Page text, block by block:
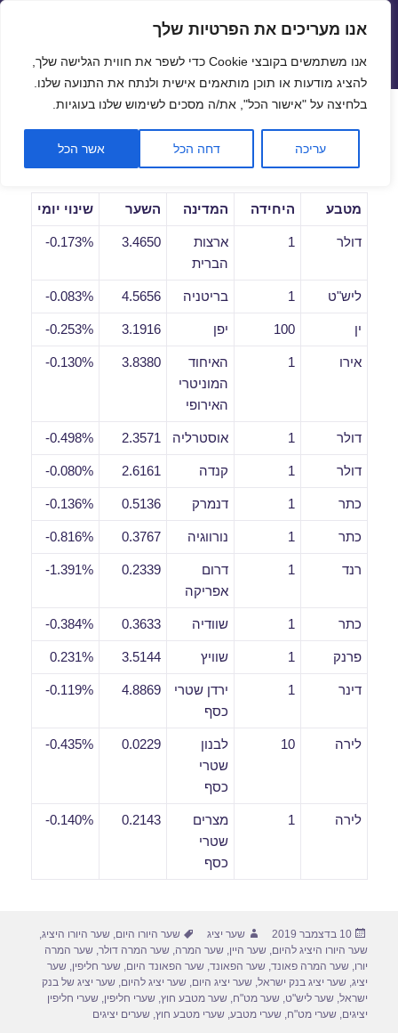
פתח
אנו מעריכים את הפרטיות שלך
אנו משתמשים בקובצי Cookie כדי לשפר את חווית הגלישה שלך,
להציג מודעות או תוכן מותאמים אישית ולנתח את התנועה שלנו.
בלחיצה על "אישור הכל", את/ה מסכים לשימוש שלנו בעוגיות.
עריכה דחה הכל אשר הכל
שערי חליפין יציגים – שער יציג
תפריטים
ווידג'טים
שערי חליפין יומיים לתאריך
10/12/2019
מטבע היחידה המדינה השער שינוי יומי
דולר 1
ארצות
הברית
3.4650
0.173%-
ליש"ט 1 בריטניה 4.5656
0.083%-
ין 100 יפן 3.1916
0.253%-
אירו 1
האיחוד
המוניטרי
האירופי
3.8380
0.130%-
דולר 1 אוסטרליה 2.3571
0.498%-
דולר 1 קנדה 2.6161
0.080%-
כתר 1 דנמרק 0.5136
0.136%-
כתר 1 נורווגיה 0.3767
0.816%-
רנד 1
דרום
אפריקה
0.2339
1.391%-
כתר 1 שוודיה 0.3633
0.384%-
פרנק 1 שוויץ 3.5144
0.231%
דינר 1
ירדן שטרי
כסף
4.8869
0.119%-
לירה 10
לבנון
שטרי
כסף
0.0229
0.435%-
לירה 1
מצרים
שטרי
כסף
0.2143
0.140%-
פורסם
בתאריך
10 בדצמבר 2019 מחבר
שער יציג תגיות
שער היורו היום,שער היורו היציג,
שער היורו היציג להיום,שער היין,שער המרה,שער המרה דולר,שער המרה
יורו,שער המרה פאונד,שער הפאונד,שער הפאונד היום,שער חליפין,שער
יציג,שער יציג בנק ישראל,שער יציג היום,שער יציג להיום,שער יציג של בנק
ישראל,שער ליש"ט,שער מט"ח,שער מטבע חוץ,שערי חליפין,שערי חליפין
יציגים,שערי מט"ח,שערי מטבע,שערי מטבע חוץ,שערים יציגים